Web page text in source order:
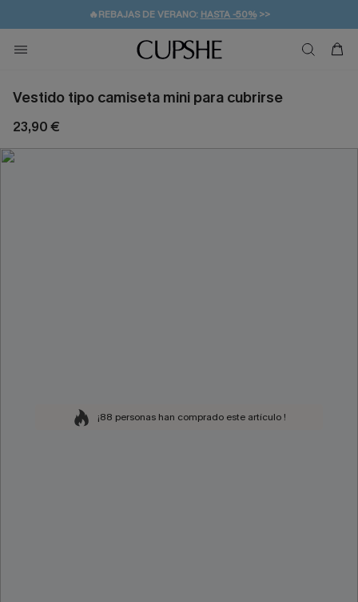
👒PROMOCIÓN DE VERANO:-10% EN 2 VESTIDOS
💌¡SUSCRIBIRSE & GANAR -10% EXTRA!
🚚ENVÍO GRATUITO A PARTIR DE 49 € >>
Vestido tipo camiseta mini para cubrirse
23,90 €
¡88 personas han comprado este artículo !